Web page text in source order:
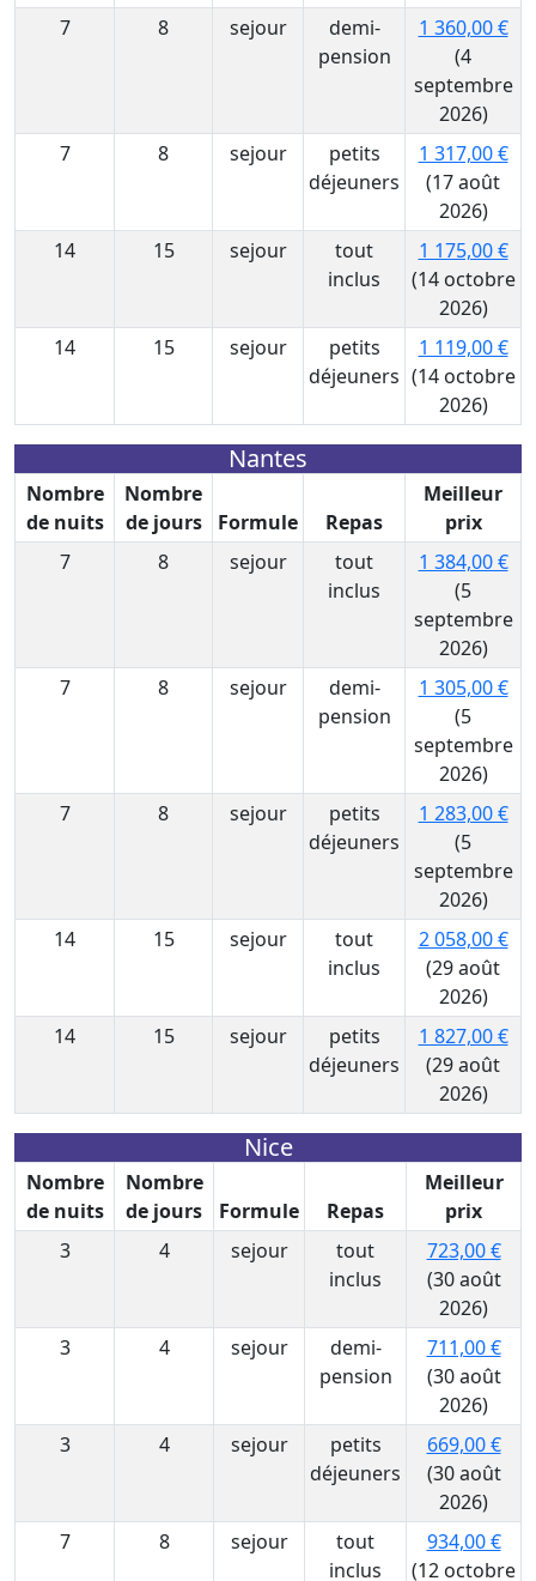
7
8 sejour
demi-
pension
1 360,00 €
(4
septembre
2026)
7
8 sejour
petits
déjeuners
1 317,00 €
(17 août
2026)
14
15 sejour
tout
inclus
1 175,00 €
(14 octobre
2026)
14
15 sejour
petits
déjeuners
1 119,00 €
(14 octobre
2026)
Nantes
Nombre
de nuits
Nombre
de jours
Formule Repas
Meilleur
prix
7
8 sejour
tout
inclus
1 384,00 €
(5
septembre
2026)
7
8 sejour
demi-
pension
1 305,00 €
(5
septembre
2026)
7
8 sejour
petits
déjeuners
1 283,00 €
(5
septembre
2026)
14
15 sejour
tout
inclus
2 058,00 €
(29 août
2026)
14
15 sejour
petits
déjeuners
1 827,00 €
(29 août
2026)
Nice
Nombre
de nuits
Nombre
de jours
Formule Repas
Meilleur
prix
3
4 sejour
tout
inclus
723,00 €
(30 août
2026)
3
4 sejour
demi-
pension
711,00 €
(30 août
2026)
3
4 sejour
petits
déjeuners
669,00 €
(30 août
2026)
7
8 sejour
tout
inclus
934,00 €
(12 octobre